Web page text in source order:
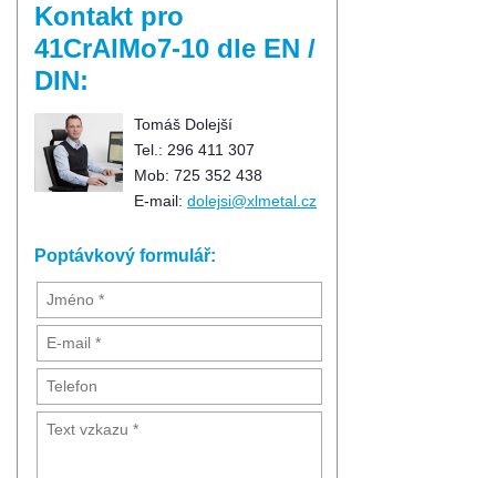
Kontakt pro
41CrAlMo7-10 dle EN /
DIN:
Tomáš Dolejší
Tel.: 296 411 307
Mob: 725 352 438
E-mail: dolejsi@xlmetal.cz
Poptávkový formulář: